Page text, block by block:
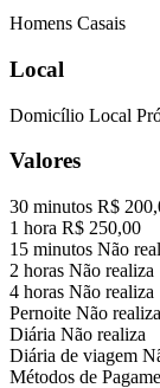
Homens Casais
Local
Domicílio Local
Valores
30 minutos R$
1 hora R$ 250,00
15 minutos Não
2 horas Não realiza
4 horas Não realiza
Pernoite Não realiza
Diária Não realiza
Diária de viagem
Métodos de